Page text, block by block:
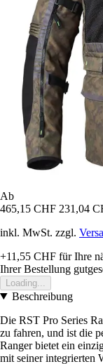
Ab
465,15 CHF 231,04
inkl. MwSt. zzgl.
+11,55 CHF für Ihre
Ihrer Bestellung
Loading...
Beschreibung
Die RST Pro Series
zu fahren, und ist die
Ranger bietet ein
mit seiner integrierten